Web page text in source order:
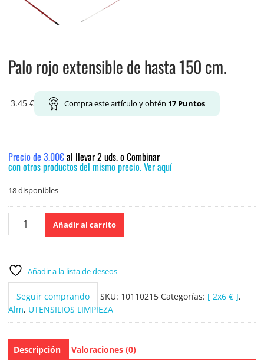
Palo rojo extensible de hasta 150 cm.
3.45 € Compra este artículo y obtén 17Puntos
Precio de 3.00€al llevar 2 uds. o Combinar
con otros productos del mismo precio. Ver aquí
18 disponibles
hasta
150
cm.
cantidad
Añadir al carrito
Añadir a la lista de deseos
Seguir comprando SKU: 10110215 Categorías: [ 2x6 € ],
Alm,UTENSILIOS LIMPIEZA
Descripción Valoraciones (0)